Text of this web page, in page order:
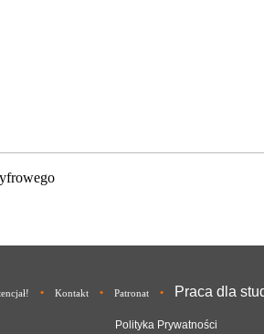
• Kontakt • Patronat • Praca dla
Polityka Prywatności